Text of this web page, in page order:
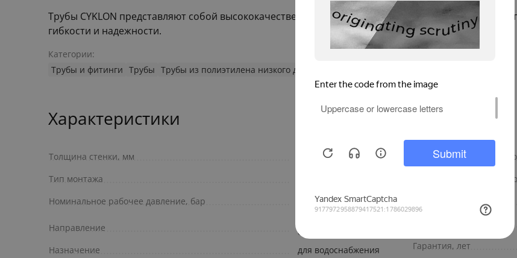
Трубы CYKLON представляют собой высококачественное решение для вашего дома или бизнеса,
гибкости и надежности.
Категории:
Трубы и фитинги Трубы Трубы из полиэтилена низкого давления
Характеристики
Толщина стенки, мм
Тип монтажа
Номинальное рабочее давление, бар
Направление
сантехника
Назначение
для водоснабжения
Коэффициент
Кислородозащитный
Гарантия, лет